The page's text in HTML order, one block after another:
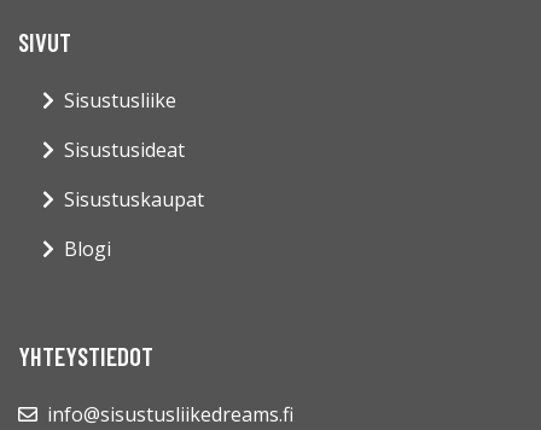
SIVUT
Sisustusliike
Sisustusideat
Sisustuskaupat
Blogi
YHTEYSTIEDOT
info@sisustusliikedreams.fi